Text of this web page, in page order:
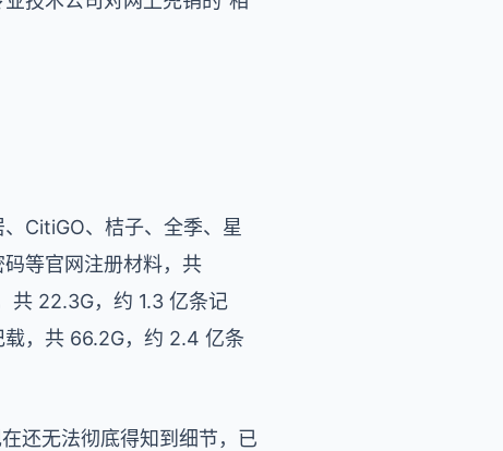
CitiGO、桔子、全季、星
等官网注册材料，共
共 22.3G，约 1.3 亿条记
，共 66.2G，约 2.4 亿条
还无法彻底得知到细节，已